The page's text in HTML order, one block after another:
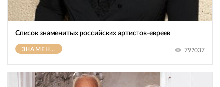
Список знаменитых российских артистов-евреев
ЗНАМЕНИТОСТИ 792037